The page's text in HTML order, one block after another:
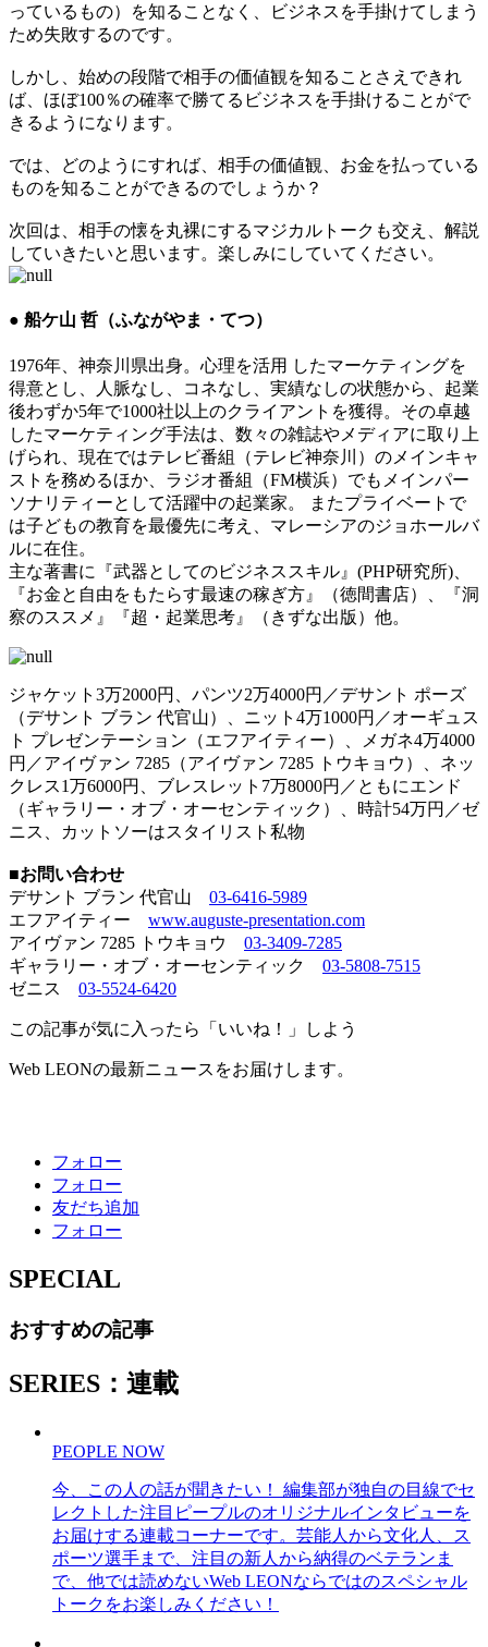
っているもの）を知ることなく、ビジネスを手掛けてしまう
ため失敗するのです。
しかし、始めの段階で相手の価値観を知ることさえできれ
ば、ほぼ100％の確率で勝てるビジネスを手掛けることがで
きるようになります。
では、どのようにすれば、相手の価値観、お金を払っている
ものを知ることができるのでしょうか？
次回は、相手の懐を丸裸にするマジカルトークも交え、解説
していきたいと思います。楽しみにしていてください。
● 船ケ山 哲（ふながやま・てつ）
1976年、神奈川県出身。心理を活用 したマーケティングを
得意とし、人脈なし、コネなし、実績なしの状態から、起業
後わずか5年で1000社以上のクライアントを獲得。その卓越
したマーケティング手法は、数々の雑誌やメディアに取り上
げられ、現在ではテレビ番組（テレビ神奈川）のメインキャ
ストを務めるほか、ラジオ番組（FM横浜）でもメインパー
ソナリティーとして活躍中の起業家。 またプライベートで
は子どもの教育を最優先に考え、マレーシアのジョホールバ
ルに在住。
主な著書に『武器としてのビジネススキル』(PHP研究所)、
『お金と自由をもたらす最速の稼ぎ方』（徳間書店）、『洞
察のススメ』『超・起業思考』（きずな出版）他。
ジャケット3万2000円、パンツ2万4000円／デサント ポーズ
（デサント ブラン 代官山）、ニット4万1000円／オーギュス
ト プレゼンテーション（エフアイティー）、メガネ4万4000
円／アイヴァン 7285（アイヴァン 7285 トウキョウ）、ネッ
クレス1万6000円、ブレスレット7万8000円／ともにエンド
（ギャラリー・オブ・オーセンティック）、時計54万円／ゼ
ニス、カットソーはスタイリスト私物
■お問い合わせ
デサント ブラン 代官山 03-6416-5989
エフアイティー www.auguste-presentation.com
アイヴァン 7285 トウキョウ 03-3409-7285
ギャラリー・オブ・オーセンティック 03-5808-7515
ゼニス 03-5524-6420
この記事が気に入ったら「いいね！」しよう
Web LEONの最新ニュースをお届けします。
フォロー
フォロー
友だち追加
フォロー
SPECIAL
おすすめの記事
SERIES：連載
PEOPLE NOW
今、この人の話が聞きたい！ 編集部が独自の目線でセ
レクトした注目ピープルのオリジナルインタビューを
お届けする連載コーナーです。芸能人から文化人、ス
ポーツ選手まで、注目の新人から納得のベテランま
で、他では読めないWeb LEONならではのスペシャル
トークをお楽しみください！